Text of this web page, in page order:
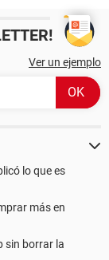
Ver un ejemplo
lo que es
más en
sin borrar la